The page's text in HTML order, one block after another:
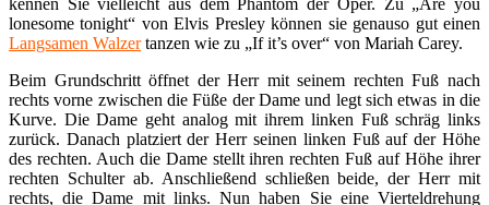
lonesome tonight“ von Elvis Presley können sie genauso gut einen
Langsamen Walzertanzen wie zu „If it’s over“ von Mariah Carey.
Beim Grundschritt öffnet der Herr mit seinem rechten Fuß nach
rechts vorne zwischen die Füße der Dame und legt sich etwas in die
Kurve. Die Dame geht analog mit ihrem linken Fuß schräg links
zurück. Danach platziert der Herr seinen linken Fuß auf der Höhe
des rechten. Auch die Dame stellt ihren rechten Fuß auf Höhe ihrer
rechten Schulter ab. Anschließend schließen beide, der Herr mit
rechts, die Dame mit links. Nun haben Sie eine Vierteldrehung